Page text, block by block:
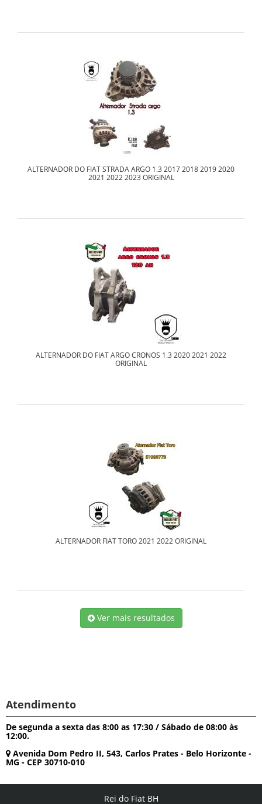
ALTERNADOR DO FIAT STRADA ARGO 1.3 2017 2018 2019 2020
2021 2022 2023 ORIGINAL
ALTERNADOR DO FIAT ARGO CRONOS 1.3 2020 2021 2022
ORIGINAL
ALTERNADOR FIAT TORO 2021 2022 ORIGINAL
Ver mais resultados
Atendimento
De segunda a sexta das 8:00 as 17:30 / Sábado de 08:00 às
12:00.
Avenida Dom Pedro II, 543, Carlos Prates - Belo Horizonte -
MG - CEP 30710-010
Rei do Fiat BH